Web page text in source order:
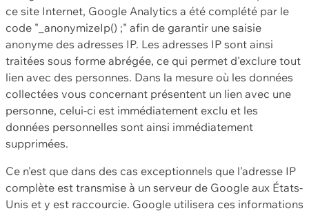
ce site Internet, Google Analytics a été complété par le
code "_anonymizeIp() ;" afin de garantir une saisie
anonyme des adresses IP. Les adresses IP sont ainsi
traitées sous forme abrégée, ce qui permet d'exclure tout
lien avec des personnes. Dans la mesure où les données
collectées vous concernant présentent un lien avec une
personne, celui-ci est immédiatement exclu et les
données personnelles sont ainsi immédiatement
supprimées.
Ce n'est que dans des cas exceptionnels que l'adresse IP
complète est transmise à un serveur de Google aux États-
Unis et y est raccourcie. Google utilisera ces informations